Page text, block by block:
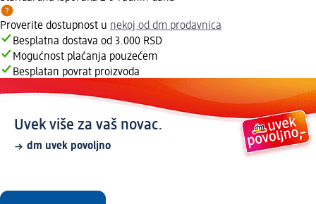
Proverite dostupnost u nekoj od dm prodavnica
Besplatna dostava od 3.000 RSD
Mogućnost plaćanja pouzećem
Besplatan povrat proizvoda
Uvek više za vaš novac.
dm uvek povoljno